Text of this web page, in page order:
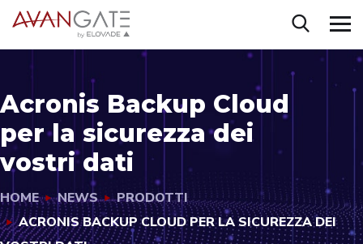
Acronis Backup Cloud
per la sicurezza dei
vostri dati
HOME NEWS
PRODOTTI
ACRONIS BACKUP CLOUD PER LA SICUREZZA DEI